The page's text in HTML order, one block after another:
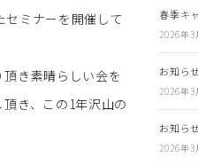
ミナーを開催して
き素晴らしい会を
き、この1年沢山の
春季キ
2026年3
お知ら
2026年3
お知ら
2026年3